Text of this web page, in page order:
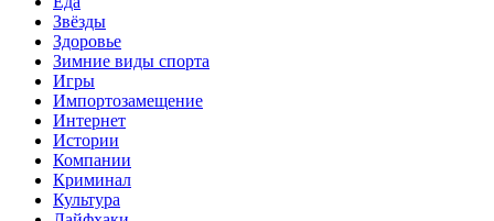
Звёзды
Здоровье
Зимние виды спорта
Игры
Импортозамещение
Интернет
Истории
Компании
Криминал
Культура